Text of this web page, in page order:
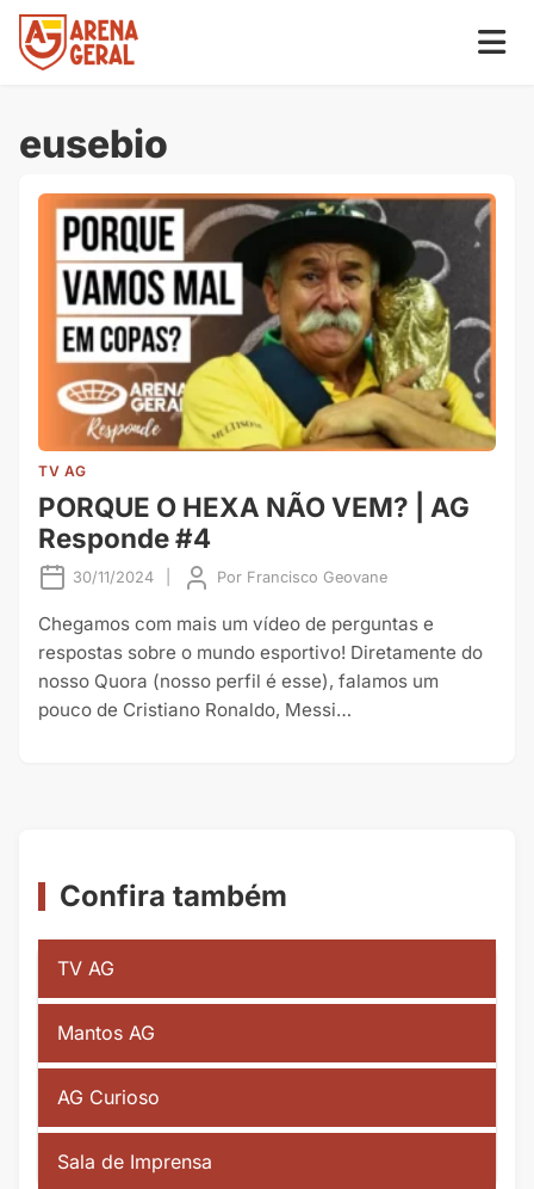
eusebio
TV AG
PORQUE O HEXA NÃO VEM? | AG
Responde #4
30/11/2024 Por Francisco Geovane
Chegamos com mais um vídeo de perguntas e
respostas sobre o mundo esportivo! Diretamente do
nosso Quora (nosso perfil é esse), falamos um
pouco de Cristiano Ronaldo, Messi…
Confira também
TV AG
Mantos AG
AG Curioso
Sala de Imprensa